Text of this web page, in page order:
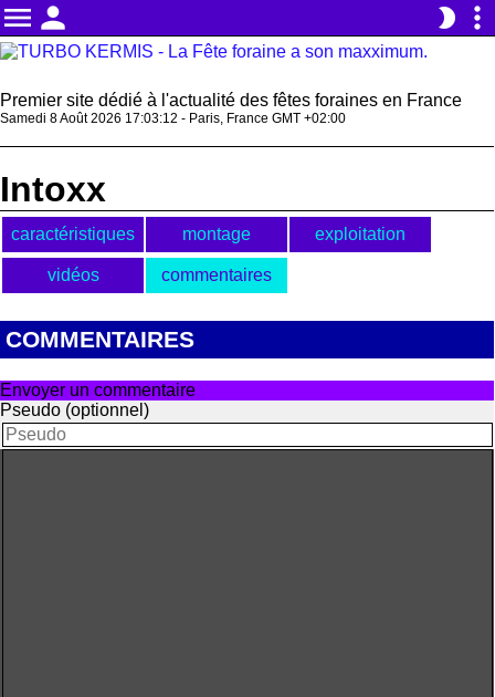
menu person brightness_2 more_vert
Premier site dédié à l'actualité des fêtes foraines en France
Samedi 8 Août 2026 17:03:12 - Paris, France GMT +02:00
Intoxx
caractéristiques montage exploitation
vidéos commentaires
COMMENTAIRES
Envoyer un commentaire
Pseudo (optionnel)